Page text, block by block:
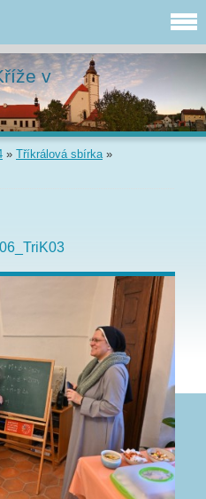
v
» Tříkrálová sbírka»